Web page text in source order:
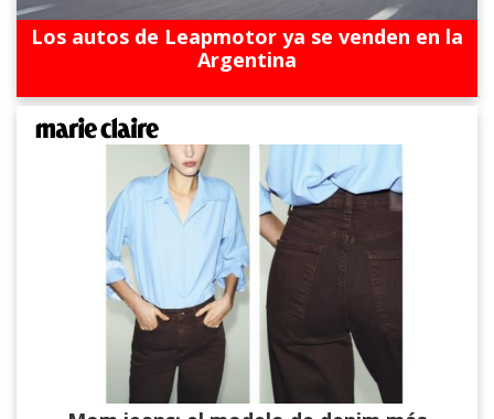
Los autos de Leapmotor ya se venden en la
Argentina